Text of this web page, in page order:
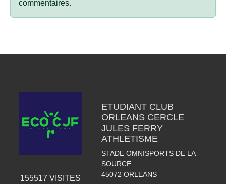
commentaires.
155517 VISITES
ETUDIANT CLUB
ORLEANS CERCLE
JULES FERRY
ATHLETISME
STADE OMNISPORTS DE LA
SOURCE
45072 ORLEANS